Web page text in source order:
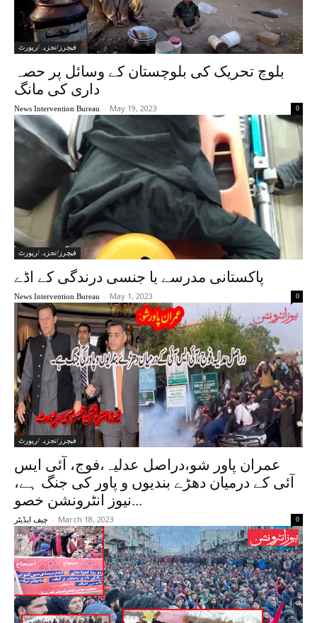
فیچرز/تجزیہ/رپورٹ
بلوچ تحریک کی بلوچستان کے وسائل پر حصہ
داری کی مانگ
News Intervention Bureau - May 19, 2023 0
فیچرز/تجزیہ/رپورٹ
پاکستانی مدرسے یا جنسی درندگی کے اڈے
News Intervention Bureau - May 1, 2023 0
فیچرز/تجزیہ/رپورٹ
عمران پاور شو،دراصل عدلیہ،فوج، آئی ایس
آئی کے درمیان دھڑے بندیوں و پاور کی جنگ ہے،
نیوز انٹرونشن خصو...
چیف ایڈیٹر - March 18, 2023 0